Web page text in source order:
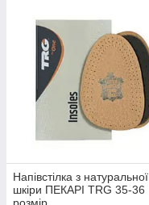
Напівстілка з натуральної
шкіри ПЕКАРІ TRG 35-36